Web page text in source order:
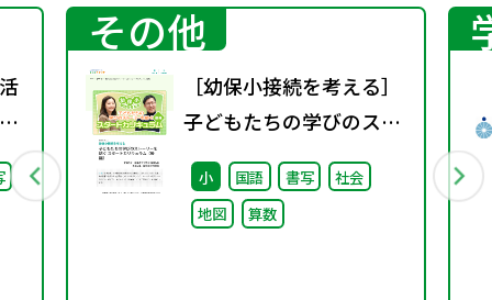
その他
［幼保小接続を考える］
子どもたちの学びのスト
ーリーを紡ぐスタートカ
リキュラム（後編）
小 国語 書写
社会
地図
算数